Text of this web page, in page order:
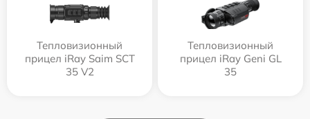
Тепловизионный
прицел iRay Saim SCT
35 V2
Тепловизионный
прицел iRay Geni GL
35